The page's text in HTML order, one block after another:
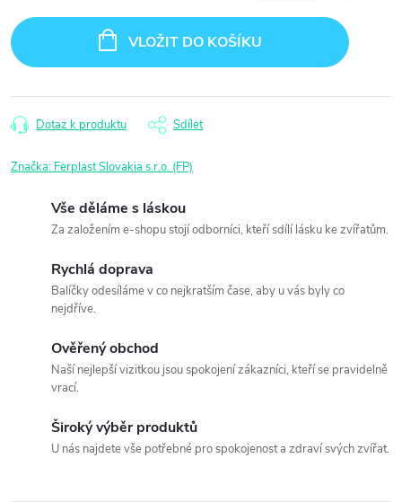
cena:
VLOŽIT DO KOŠÍKU
Dotaz k produktu Sdílet
Značka: Ferplast Slovakia s.r.o. (FP)
Vše děláme s láskou
Za založením e-shopu stojí odborníci, kteří sdílí lásku ke zvířatům.
Rychlá doprava
Balíčky odesíláme v co nejkratším čase, aby u vás byly co
nejdříve.
Ověřený obchod
Naší nejlepší vizitkou jsou spokojení zákazníci, kteří se pravidelně
vrací.
Široký výběr produktů
U nás najdete vše potřebné pro spokojenost a zdraví svých zvířat.